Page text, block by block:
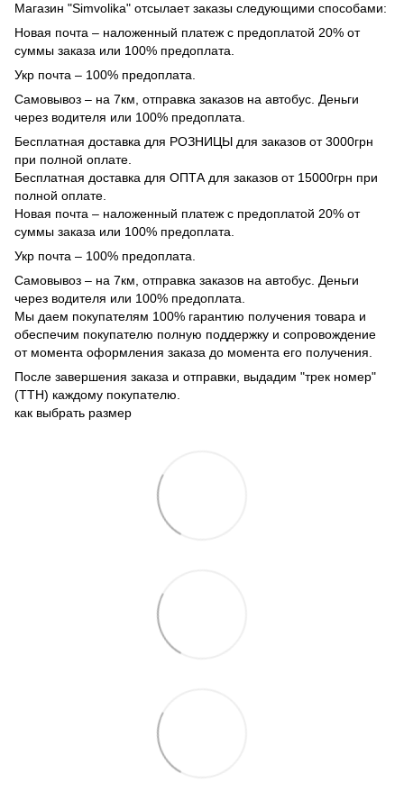
Магазин "Simvolika" отсылает заказы следующими способами:
Новая почта – наложенный платеж с предоплатой 20% от
суммы заказа или 100% предоплата.
Укр почта – 100% предоплата.
Самовывоз – на 7км, отправка заказов на автобус. Деньги
через водителя или 100% предоплата.
Бесплатная доставка для РОЗНИЦЫ для заказов от 3000грн
при полной оплате.
Бесплатная доставка для ОПТА для заказов от 15000грн при
полной оплате.
Новая почта – наложенный платеж с предоплатой 20% от
суммы заказа или 100% предоплата.
Укр почта – 100% предоплата.
Самовывоз – на 7км, отправка заказов на автобус. Деньги
через водителя или 100% предоплата.
Мы даем покупателям 100% гарантию получения товара и
обеспечим покупателю полную поддержку и сопровождение
от момента оформления заказа до момента его получения.
После завершения заказа и отправки, выдадим "трек номер"
(ТТН) каждому покупателю.
как выбрать размер